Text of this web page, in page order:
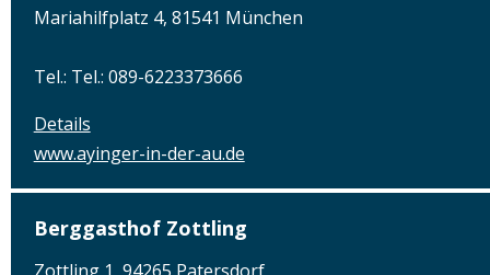
Mariahilfplatz 4, 81541 München
Tel.: Tel.: 089-6223373666
Details
www.ayinger-in-der-au.de
Berggasthof Zottling